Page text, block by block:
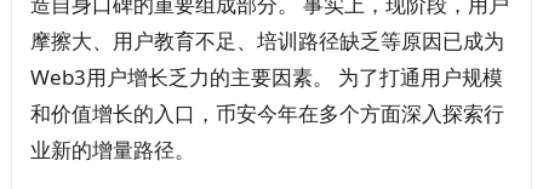
摩擦大、用户教育不足、培训路径缺乏等原因已成为
Web3用户增长乏力的主要因素。 为了打通用户规模
和价值增长的入口，币安今年在多个方面深入探索行
业新的增量路径。